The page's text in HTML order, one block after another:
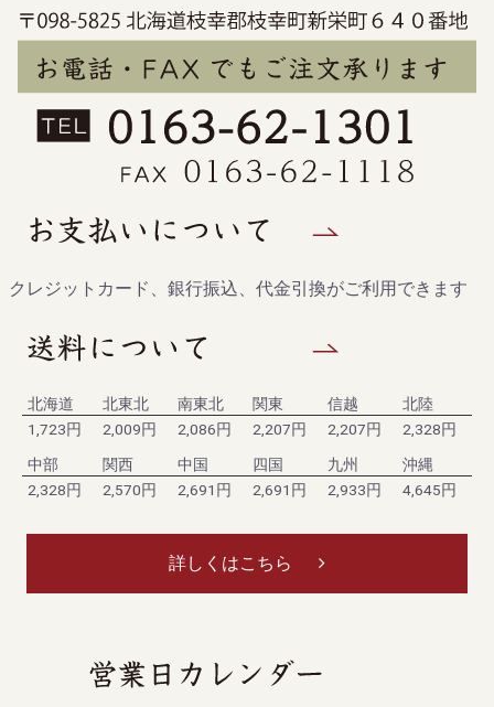
クレジットカード、銀行振込、代金引換がご利用できます
北海道
1,723円
北東北
2,009円
南東北
2,086円
関東
2,207円
信越
2,207円
北陸
2,328円
中部
2,328円
関西
2,570円
中国
2,691円
四国
2,691円
九州
2,933円
沖縄
4,645円
詳しくはこちら